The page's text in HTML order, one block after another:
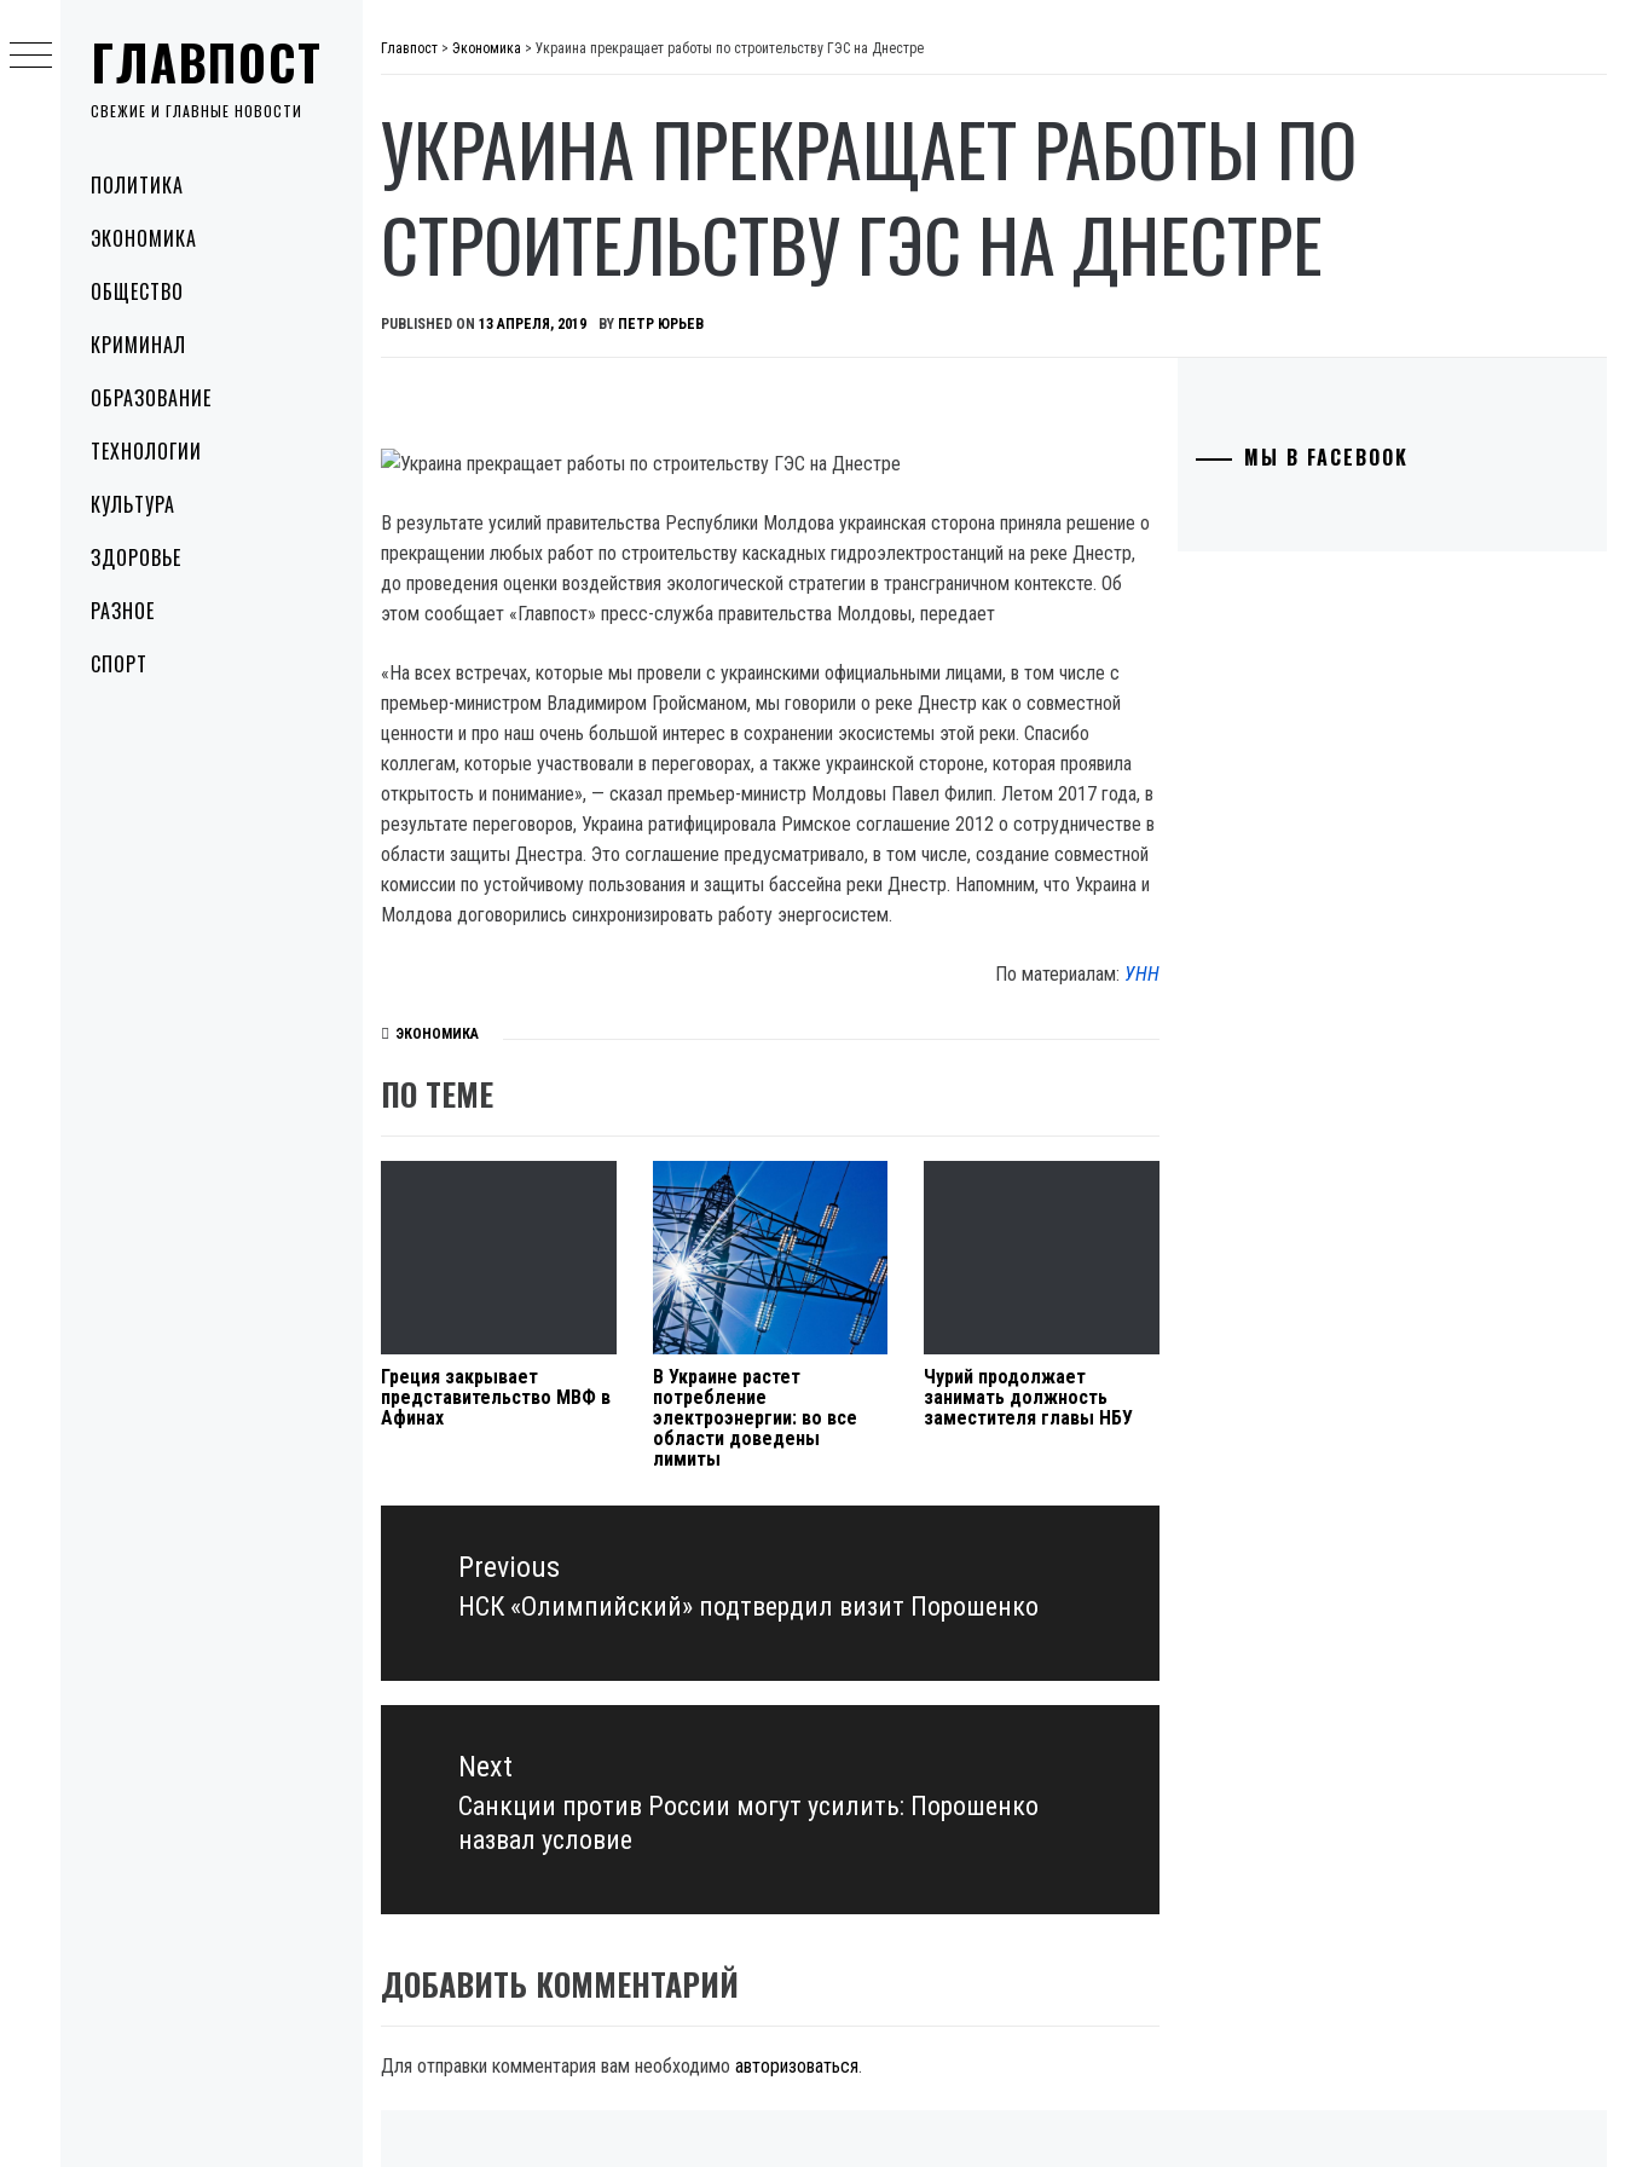
ГЛАВПОСТ
СВЕЖИЕ И ГЛАВНЫЕ НОВОСТИ
MenuПОЛИТИКА
ЭКОНОМИКА
ОБЩЕСТВО
КРИМИНАЛ
ОБРАЗОВАНИЕ
ТЕХНОЛОГИИ
КУЛЬТУРА
ЗДОРОВЬЕ
РАЗНОЕ
СПОРТ
to
content
Главпост > Экономика > Украина прекращает работы по строительству ГЭС на Днестре
УКРАИНА ПРЕКРАЩАЕТ РАБОТЫ ПО
СТРОИТЕЛЬСТВУ ГЭС НА ДНЕСТРЕ
PUBLISHED ON 13 АПРЕЛЯ, 2019 BY ПЕТР ЮРЬЕВ
В результате усилий правительства Республики Молдова украинская сторона приняла решение о
прекращении любых работ по строительству каскадных гидроэлектростанций на реке Днестр,
до проведения оценки воздействия экологической стратегии в трансграничном контексте. Об
этом сообщает «Главпост» пресс-служба правительства Молдовы, передает
«На всех встречах, которые мы провели с украинскими официальными лицами, в том числе с
премьер-министром Владимиром Гройсманом, мы говорили о реке Днестр как о совместной
ценности и про наш очень большой интерес в сохранении экосистемы этой реки. Спасибо
коллегам, которые участвовали в переговорах, а также украинской стороне, которая проявила
открытость и понимание», — сказал премьер-министр Молдовы Павел Филип. Летом 2017 года, в
результате переговоров, Украина ратифицировала Римское соглашение 2012 о сотрудничестве в
области защиты Днестра. Это соглашение предусматривало, в том числе, создание совместной
комиссии по устойчивому пользования и защиты бассейна реки Днестр. Напомним, что Украина и
Молдова договорились синхронизировать работу энергосистем.
По материалам: УНН
ЭКОНОМИКА
ПО ТЕМЕ
Греция закрывает
представительство МВФ в
Афинах
В Украине растет
потребление
электроэнергии: во все
области доведены
лимиты
Чурий продолжает
занимать должность
заместителя главы НБУ
Навигация
записямPrevious
Previous
НСК «Олимпийский» подтвердил визит Порошенко
Next
Next
post:
Санкции против России могут усилить: Порошенко
назвал условие
ДОБАВИТЬ КОММЕНТАРИЙ
Для отправки комментария вам необходимо авторизоваться.
МЫ В FACEBOOK